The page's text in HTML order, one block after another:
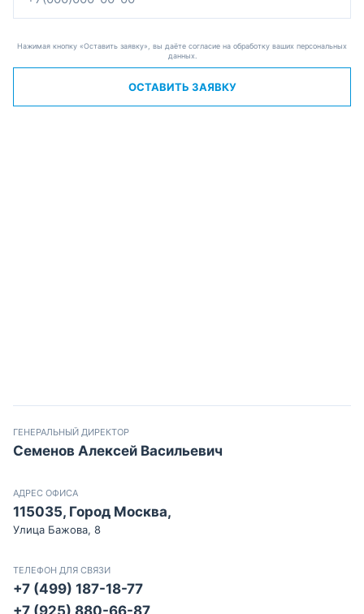
Нажимая кнопку «Оставить заявку», вы даёте согласие на обработку ваших персональных
данных.
ОСТАВИТЬ ЗАЯВКУ
ГЕНЕРАЛЬНЫЙ ДИРЕКТОР
Семенов Алексей Васильевич
АДРЕС ОФИСА
115035, Город Москва,
Улица Бажова, 8
ТЕЛЕФОН ДЛЯ СВЯЗИ
+7 (499) 187-18-77
+7 (925) 880-66-87